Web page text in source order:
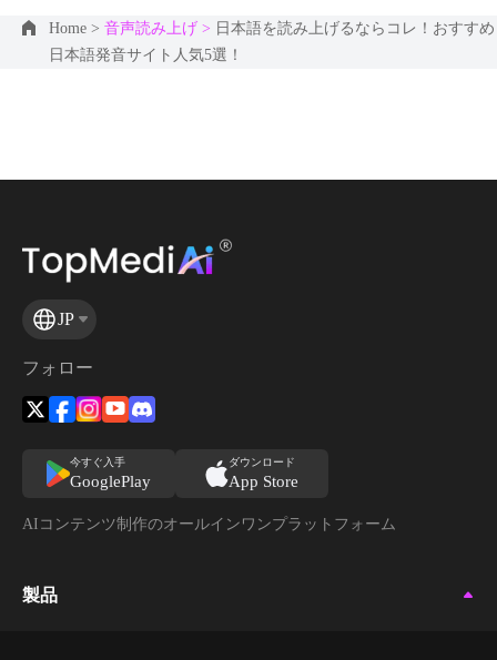
Home > 音声読み上げ > 日本語を読み上げるならコレ！おすすめ
日本語発音サイト人気5選！
JP
フォロー
今すぐ入手
GooglePlay
ダウンロード
App Store
AIコンテンツ制作のオールインワンプラットフォーム
製品